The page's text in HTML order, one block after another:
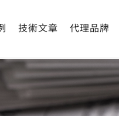
技術文章 代理品牌